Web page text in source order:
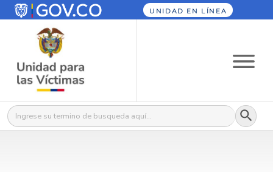
UNIDAD EN LÍNEA
Buscar: Botón